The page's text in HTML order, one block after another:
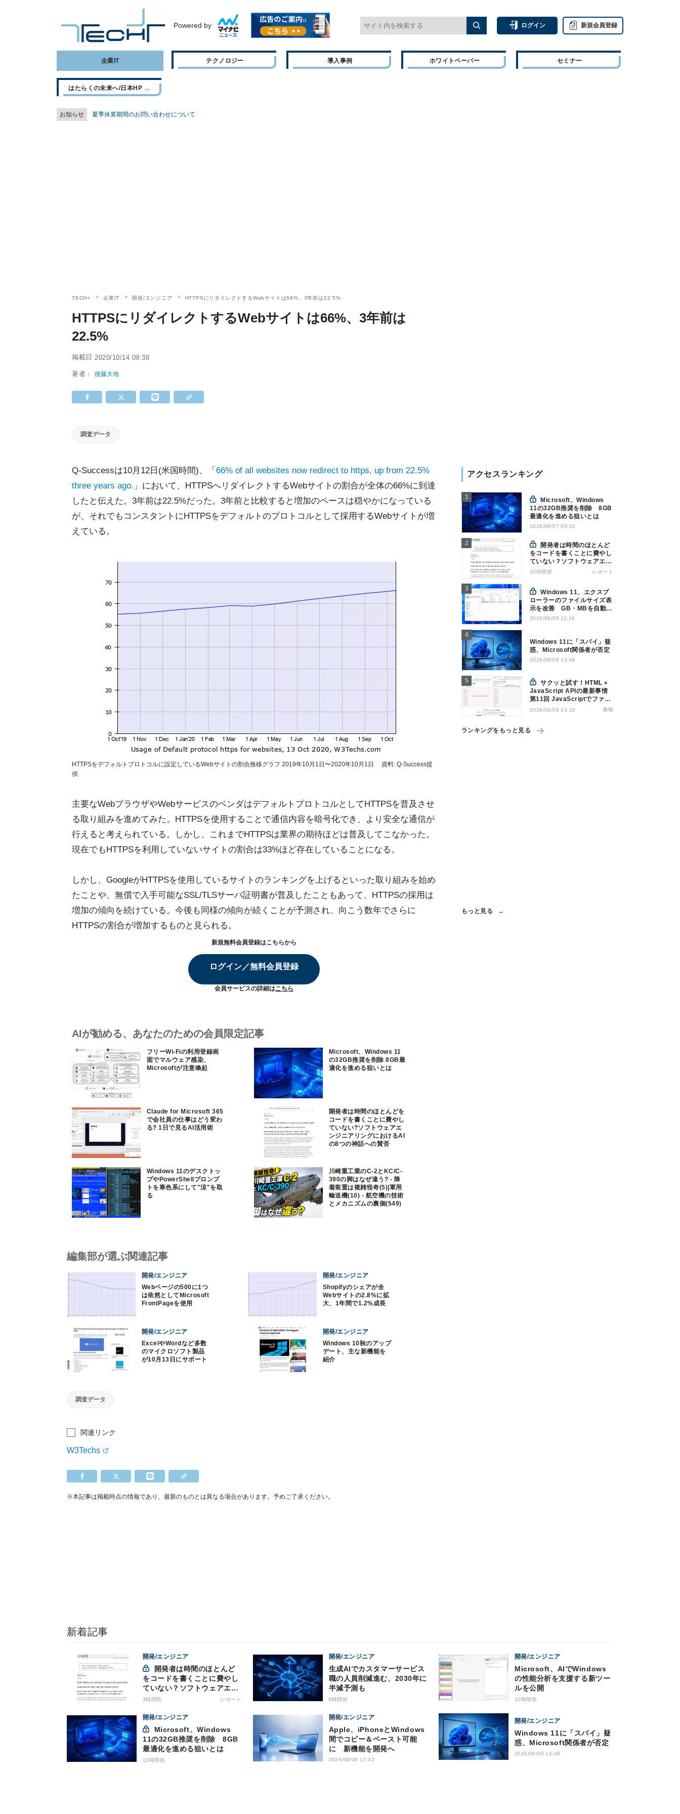
Powered by ログイン 新規会員登録
企業IT テクノロジー 導入事例 ホワイトペーパー セミナー
はたらくの未来へ/日本HP
お知らせ 夏季休業期間のお問い合わせについて
TECH+ 企業IT 開発/エンジニア HTTPSにリダイレクトするWebサイトは66%、3年前は22.5%
HTTPSにリダイレクトするWebサイトは66%、3年前は
22.5%
掲載日 2020/10/14 09:38
著者：後藤大地
調査データ
Q-Successは10月12日(米国時間)、「 66% of all websites now redirect to https, up from 22.5%
three years ago. 」において、HTTPSへリダイレクトするWebサイトの割合が全体の66%に到達
したと伝えた。3年前は22.5%だった。3年前と比較すると増加のペースは穏やかになっている
が、それでもコンスタントにHTTPSをデフォルトのプロトコルとして採用するWebサイトが増
えている。
HTTPSをデフォルトプロトコルに設定しているWebサイトの割合推移グラフ 2019年10月1日〜2020年10月1日 資料: Q-Success提
供
主要なWebブラウザやWebサービスのベンダはデフォルトプロトコルとしてHTTPSを普及させ
る取り組みを進めてみた。HTTPSを使用することで通信内容を暗号化でき、より安全な通信が
行えると考えられている。しかし、これまでHTTPSは業界の期待ほどは普及してこなかった。
現在でもHTTPSを利用していないサイトの割合は33%ほど存在していることになる。
しかし、GoogleがHTTPSを使用しているサイトのランキングを上げるといった取り組みを始め
たことや、無償で入手可能なSSL/TLSサーバ証明書が普及したこともあって、HTTPSの採用は
増加の傾向を続けている。今後も同様の傾向が続くことが予測され、向こう数年でさらに
HTTPSの割合が増加するものと見られる。
新規無料会員登録はこちらから
ログイン／無料会員登録
会員サービスの詳細はこちら
AIが勧める、あなたのための会員限定記事
フリーWi-Fiの利用登録画
面でマルウェア感染、
Microsoftが注意喚起
Microsoft、Windows 11
の32GB推奨を削除 8GB最
適化を進める狙いとは
Claude for Microsoft 365
で会社員の仕事はどう変わ
る? 1日で見るAI活用術
開発者は時間のほとんどを
コードを書くことに費やし
ていない?ソフトウェアエ
ンジニアリングにおけるAI
の8つの神話への賛否
Windows 11のデスクトッ
プやPowerShellプロンプ
トを寒色系にして"涼"を取
る
川崎重工業のC-2とKC/C-
390の脚はなぜ違う? - 降
着装置は複雑怪奇(5)|軍用
輸送機(10) - 航空機の技術
とメカニズムの裏側(549)
アクセスランキング
11の32GB推奨を削除 8GB
最適化を進める狙いとは
2026/08/07 09:10
をコードを書くことに費やし
ていない？ソフトウェアエン
ジニアリングにおけるAIの8
20時間前 レポート
Windows 11、エクスプ
ローラーのファイルサイズ表
示を改善 GB・MBを自動表
示へ
2026/08/05 11:16
Windows 11に「スパイ」疑
惑、Microsoft関係者が否定
2026/08/06 14:48
サクッと試す！HTML＋
JavaScript APIの最新事情
第11回 JavaScriptでファイ
ル管理！Origin Private File
2026/08/06 14:18 連載
ランキングをもっと見る
もっと見る
編集部が選ぶ関連記事
開発/エンジニア
Webページの500に1つ
は依然としてMicrosoft
FrontPageを使用
開発/エンジニア
Shopifyのシェアが全
Webサイトの2.8%に拡
大、1年間で1.2%成長
開発/エンジニア
ExcelやWordなど多数
のマイクロソフト製品
が10月13日にサポート
開発/エンジニア
Windows 10秋のアップ
デート、主な新機能を
紹介
調査データ
関連リンク
W3Techs
※本記事は掲載時点の情報であり、最新のものとは異なる場合があります。予めご了承ください。
新着記事
開発/エンジニア
をコードを書くことに費やし
ていない？ソフトウェアエン
ジニアリングにおけるAIの8
3時間前 レポート
開発/エンジニア
生成AIでカスタマーサービス
職の人員削減進む、2030年に
半減予測も
8時間前
開発/エンジニア
Microsoft、AIでWindows
の性能分析を支援する新ツー
ルを公開
10時間前
開発/エンジニア
11の32GB推奨を削除 8GB
最適化を進める狙いとは
12時間前
開発/エンジニア
Apple、iPhoneとWindows
間でコピー＆ペースト可能
に 新機能を開発へ
2026/08/06 17:42
開発/エンジニア
Windows 11に「スパイ」疑
惑、Microsoft関係者が否定
2026/08/06 14:48